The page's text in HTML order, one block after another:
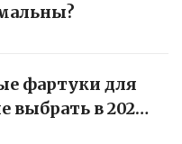
фартуки для
выбрать в 2025